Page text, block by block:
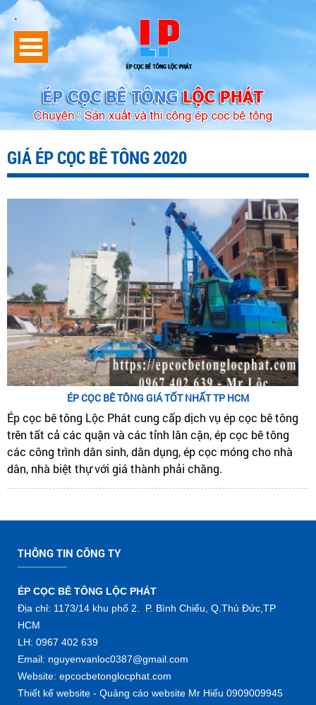
`
GIÁ ÉP CỌC BÊ TÔNG 2020
ÉP CỌC BÊ TÔNG GIÁ TỐT NHẤT TP HCM
Ép cọc bê tông Lộc Phát cung cấp dịch vụ ép cọc bê tông
trên tất cả các quận và các tỉnh lân cận, ép cọc bê tông
các công trình dân sinh, dân dụng, ép cọc móng cho nhà
dân, nhà biệt thự với giá thành phải chăng.
THÔNG TIN CÔNG TY
ÉP CỌC BÊ TÔNG LỘC PHÁT
Địa chỉ: 1173/14 khu phố 2. P. Bình Chiểu, Q.Thủ Đức,TP
HCM
LH: 0967 402 639
Email: nguyenvanloc0387@gmail.com
Website: epcocbetonglocphat.com
Thiết kế website - Quảng cáo website Mr Hiếu 0909009945